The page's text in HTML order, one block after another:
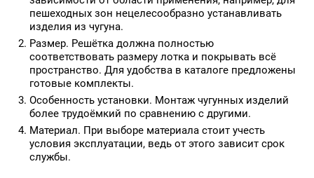
пешеходных зон нецелесообразно устанавливать
изделия из чугуна.
Размер. Решётка должна полностью
соответствовать размеру лотка и покрывать всё
пространство. Для удобства в каталоге предложены
готовые комплекты.
Особенность установки. Монтаж чугунных изделий
более трудоёмкий по сравнению с другими.
Материал. При выборе материала стоит учесть
условия эксплуатации, ведь от этого зависит срок
службы.